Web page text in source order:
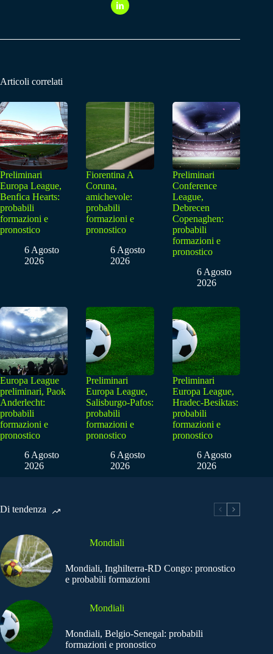
Articoli correlati
Preliminari
Europa League,
Benfica Hearts:
probabili
formazioni e
pronostico
6 Agosto
2026
Fiorentina A
Coruna,
amichevole:
probabili
formazioni e
pronostico
6 Agosto
2026
Preliminari
Conference
League,
Debrecen
Copenaghen:
probabili
formazioni e
pronostico
6 Agosto
2026
Europa League
preliminari, Paok
Anderlecht:
probabili
formazioni e
pronostico
6 Agosto
2026
Preliminari
Europa League,
Salisburgo-Pafos:
probabili
formazioni e
pronostico
6 Agosto
2026
Preliminari
Europa League,
Hradec-Besiktas:
probabili
formazioni e
pronostico
6 Agosto
2026
Di tendenza
Mondiali
Mondiali, Inghilterra-RD Congo: pronostico
e probabili formazioni
Mondiali
Mondiali, Belgio-Senegal: probabili
formazioni e pronostico